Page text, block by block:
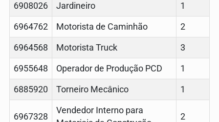
6908026 Jardineiro 1
6964762 Motorista de Caminhão 2
6964568 Motorista Truck 3
6955648 Operador de Produção PCD 1
6885920 Torneiro Mecânico 1
6967328
Vendedor Interno para
2